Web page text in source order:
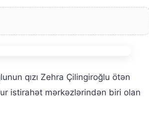
qızı Zehra Çilingiroğlu ötən
istirahət mərkəzlərindən biri olan